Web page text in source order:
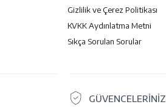
Gizlilik ve Çerez Politikası
KVKK Aydınlatma Metni
Sıkça Sorulan Sorular
GÜVENCELERİNİZ